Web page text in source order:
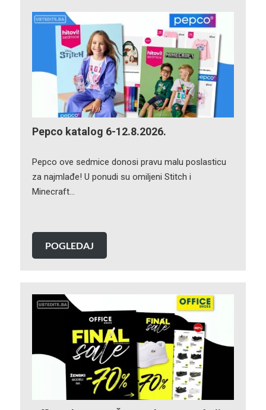
Pepco katalog 6-12.8.2026.
Pepco ove sedmice donosi pravu malu poslasticu
za najmlađe! U ponudi su omiljeni Stitch i
Minecraft…
POGLEDAJ